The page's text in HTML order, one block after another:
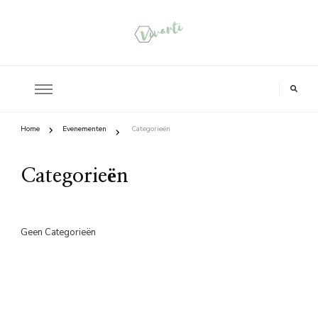
Home Evenementen Categorieën
Categorieën
Geen Categorieën